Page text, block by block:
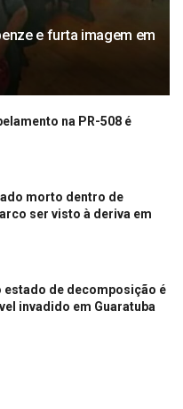
e furta imagem em
na PR-508 é
morto dentro de
ser visto à deriva em
estado de decomposição é
invadido em Guaratuba